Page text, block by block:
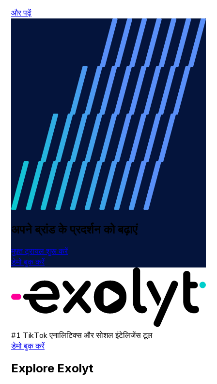
और पढ़ें
अपने ब्रांड के प्रदर्शन को बढ़ाएं
मुफ़्त ट्रायल शुरू करें
डेमो बुक करें
#1 TikTok एनालिटिक्स और सोशल इंटेलिजेंस टूल
डेमो बुक करें
Explore Exolyt